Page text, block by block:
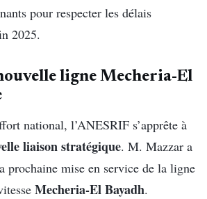
pour respecter les délais
2025.
ligne Mecheria-El
national, l’ANESRIF s’apprête à
liaison stratégique. M. Mazzar a
prochaine mise en service de la ligne
Mecheria-El Bayadh.